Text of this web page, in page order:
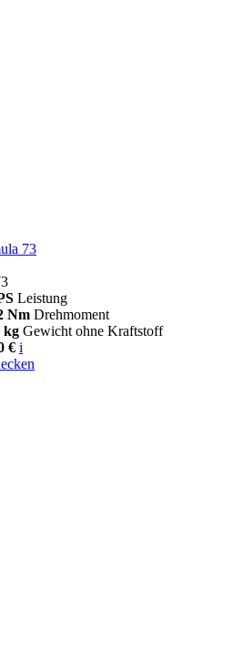
73
Leistung
Nm Drehmoment
kg Gewicht ohne Kraftstoff
€ i